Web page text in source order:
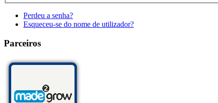
Perdeu a senha?
Esqueceu-se do nome de utilizador?
Parceiros